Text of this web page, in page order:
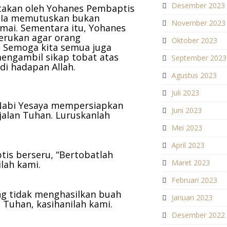
oleh Yohanes Pembaptis
memutuskan bukan
Sementara itu, Yohanes
agar orang
kita semua juga
sikap tobat atas
hadapan Allah.
Yesaya mempersiapkan
Tuhan. Luruskanlah
berseru, “Bertobatlah
kami.
tidak menghasilkan buah
Tuhan, kasihanilah kami.
Desember 2023
November 2023
Oktober 2023
September 2023
Agustus 2023
Juli 2023
Juni 2023
Mei 2023
April 2023
Maret 2023
Februari 2023
Januari 2023
Desember 2022